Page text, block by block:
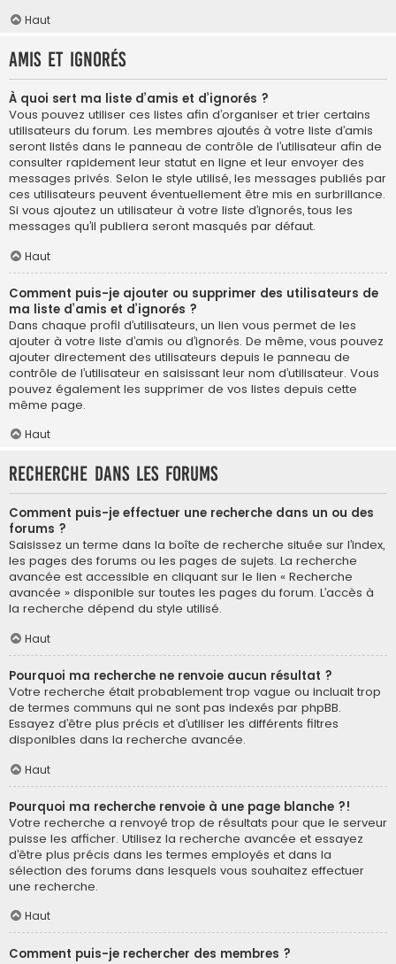
Haut
Amis et ignorés
À quoi sert ma liste d’amis et d’ignorés ?
Vous pouvez utiliser ces listes afin d’organiser et trier certains
utilisateurs du forum. Les membres ajoutés à votre liste d’amis
seront listés dans le panneau de contrôle de l’utilisateur afin de
consulter rapidement leur statut en ligne et leur envoyer des
messages privés. Selon le style utilisé, les messages publiés par
ces utilisateurs peuvent éventuellement être mis en surbrillance.
Si vous ajoutez un utilisateur à votre liste d’ignorés, tous les
messages qu’il publiera seront masqués par défaut.
Haut
Comment puis-je ajouter ou supprimer des utilisateurs de
ma liste d’amis et d’ignorés ?
Dans chaque profil d’utilisateurs, un lien vous permet de les
ajouter à votre liste d’amis ou d’ignorés. De même, vous pouvez
ajouter directement des utilisateurs depuis le panneau de
contrôle de l’utilisateur en saisissant leur nom d’utilisateur. Vous
pouvez également les supprimer de vos listes depuis cette
même page.
Haut
Recherche dans les forums
Comment puis-je effectuer une recherche dans un ou des
forums ?
Saisissez un terme dans la boîte de recherche située sur l’index,
les pages des forums ou les pages de sujets. La recherche
avancée est accessible en cliquant sur le lien « Recherche
avancée » disponible sur toutes les pages du forum. L’accès à
la recherche dépend du style utilisé.
Haut
Pourquoi ma recherche ne renvoie aucun résultat ?
Votre recherche était probablement trop vague ou incluait trop
de termes communs qui ne sont pas indexés par phpBB.
Essayez d’être plus précis et d’utiliser les différents filtres
disponibles dans la recherche avancée.
Haut
Pourquoi ma recherche renvoie à une page blanche ?!
Votre recherche a renvoyé trop de résultats pour que le serveur
puisse les afficher. Utilisez la recherche avancée et essayez
d’être plus précis dans les termes employés et dans la
sélection des forums dans lesquels vous souhaitez effectuer
une recherche.
Haut
Comment puis-je rechercher des membres ?